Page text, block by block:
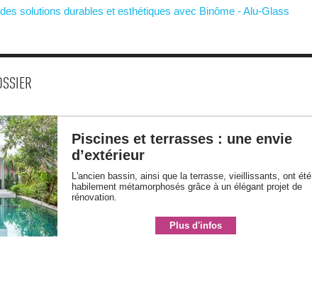
solutions durables et esthétiques avec Binôme - Alu-Glass
Piscines et terrasses : une envie
d’extérieur
L'ancien bassin, ainsi que la terrasse, vieillissants, ont été
habilement métamorphosés grâce à un élégant projet de
rénovation.
Plus d'infos